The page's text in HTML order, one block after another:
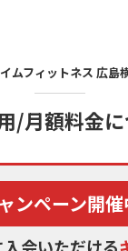
ムフィットネス 広島
/月額料金
ンペーン開催